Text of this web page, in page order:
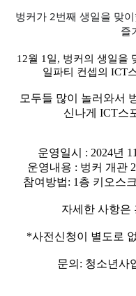
벙커가 2번째 생일을 맞
즐
12월 1일, 벙커의 생일을
일파티 컨셉의 ICT
모두들 많이 놀러와서
신나게 ICT스
운영일시 : 2024년
운영내용 : 벙커 개관
참여방법: 1층 키오스
자세한 사항은
*사전신청이 별도로
문의: 청소년사